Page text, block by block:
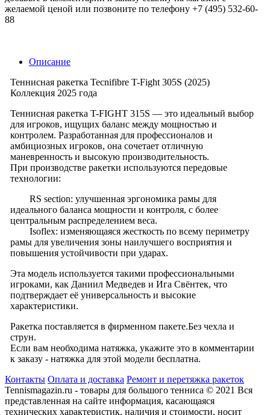
желаемой ценой или позвоните по телефону +7 (495) 532-60-
88
Описание
Теннисная ракетка Tecnifibre T-Fight 305S (2025)
Коллекция 2025 года
Теннисная ракетка T-FIGHT 315S — это идеальный выбор
для игроков, ищущих баланс между мощностью и
контролем. Разработанная для профессионалов и
амбициозных игроков, она сочетает отличную
маневренность и высокую производительность.
При производстве ракетки используются передовые
технологии:
RS section: улучшенная эргономика рамы для
идеального баланса мощности и контроля, с более
центральным распределением веса.
Isoflex: изменяющаяся жесткость по всему периметру
рамы для увеличения зоны наилучшего восприятия и
повышения устойчивости при ударах.
Эта модель используется такими профессиональными
игроками, как Даниил Медведев и Ига Свёнтек, что
подтверждает её универсальность и высокие
характеристики.
Ракетка поставляется в фирменном пакете.Без чехла и
струн.
Если вам необходима натяжка, укажите это в комментарии
к заказу - натяжка для этой модели бесплатна.
Контакты Оплата и доставка Ремонт и перетяжка ракеток
Tennismagazin.ru - товары для большого тенниса © 2021 Вся
представленная на сайте информация, касающаяся
технических характеристик, наличия и стоимости, носит